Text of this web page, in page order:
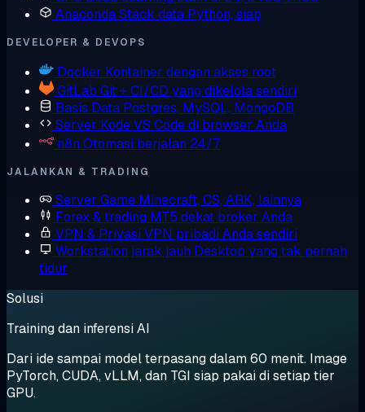
AnacondaStack data Python, siap
DEVELOPER & DEVOPS
Docker Kontainer dengan akses root
GitLab Git + CI/CD yang dikelola sendiri
Basis Data Postgres, MySQL, MongoDB
Server KodeVS Code di browser Anda
n8n Otomasi berjalan 24/7
JALANKAN & TRADING
Server Game Minecraft, CS, ARK, lainnya
Forex & trading MT5 dekat broker Anda
VPN & Privasi VPN pribadi Anda sendiri
Workstation jarak jauh Desktop yang tak pernah
tidur
Solusi
Training dan inferensi AI
Dari ide sampai model terpasang dalam 60 menit. Image
PyTorch, CUDA, vLLM, dan TGI siap pakai di setiap tier
GPU.